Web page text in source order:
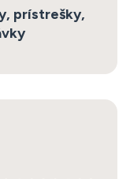
prístrešky,